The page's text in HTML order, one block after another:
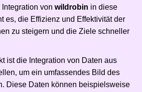
von wildrobin in diese
es, die Effizienz und Effektivität der
zu steigern und die Ziele schneller
ist die Integration von Daten aus
um ein umfassendes Bild des
Diese Daten können beispielsweise